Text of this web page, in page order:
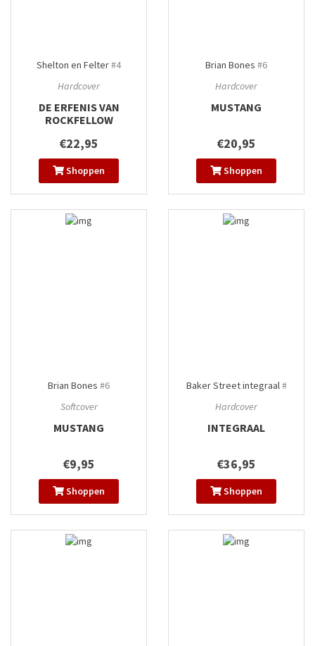
Shelton en Felter#4
Hardcover
DE ERFENIS VAN
ROCKFELLOW
€22,95
Shoppen
Brian Bones #6
Hardcover
MUSTANG
€20,95
Shoppen
Brian Bones #6
Softcover
MUSTANG
€9,95
Shoppen
Baker Street integraal#
Hardcover
INTEGRAAL
€36,95
Shoppen